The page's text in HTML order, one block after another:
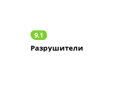
9.1
Разрушители